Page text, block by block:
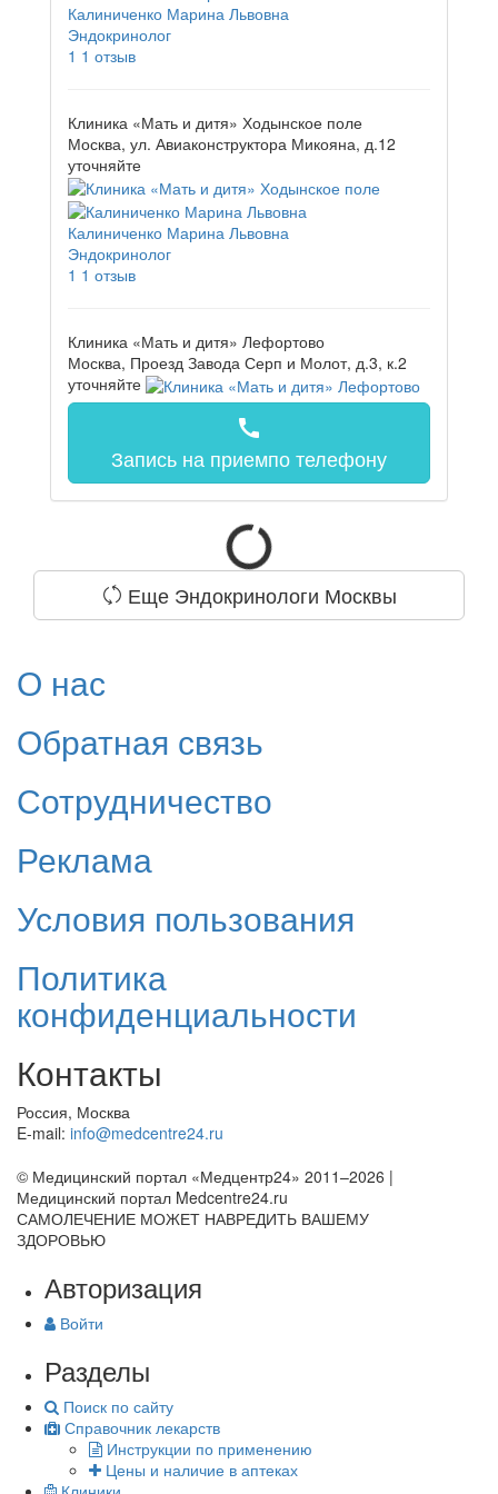
Калиниченко Марина Львовна
Эндокринолог
1 1 отзыв
Клиника «Мать и дитя» Ходынское поле
Москва, ул. Авиаконструктора Микояна, д.12
уточняйте
Калиниченко Марина Львовна
Эндокринолог
1 1 отзыв
Клиника «Мать и дитя» Лефортово
Москва, Проезд Завода Серп и Молот, д.3, к.2
уточняйте
call
Запись на приемпо телефону
Еще Эндокринологи Москвы
О нас
Обратная связь
Сотрудничество
Реклама
Условия пользования
Политика
конфиденциальности
Контакты
Россия, Москва
E-mail: info@medcentre24.ru
© Медицинский портал «Медцентр24» 2011–2026 |
Медицинский портал Medcentre24.ru
САМОЛЕЧЕНИЕ МОЖЕТ НАВРЕДИТЬ ВАШЕМУ
ЗДОРОВЬЮ
Авторизация
Войти
Разделы
Поиск по сайту
Справочник лекарств
Инструкции по применению
Цены и наличие в аптеках